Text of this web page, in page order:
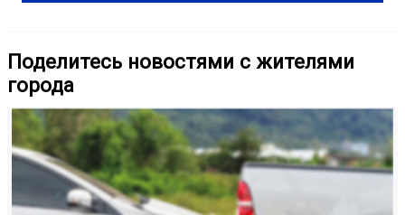
Поделитесь новостями с жителями
города